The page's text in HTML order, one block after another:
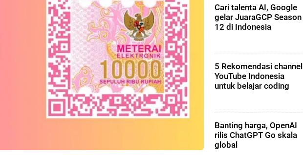
Cari talenta AI, Google
gelar JuaraGCP Season
12 di Indonesia
5 Rekomendasi channel
YouTube Indonesia
untuk belajar coding
Banting harga, OpenAI
rilis ChatGPT Go skala
global